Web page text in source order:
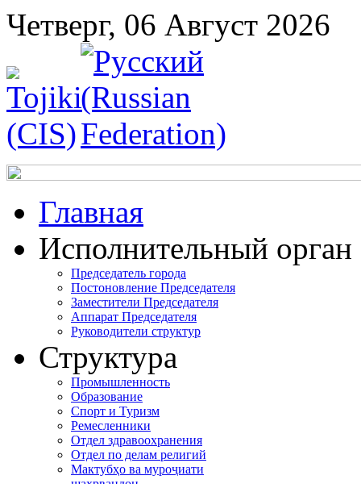
Четверг, 06 Август 2026
Главная
Исполнительный орган
Председатель города
Постоновление Председателя
Заместители Председателя
Аппарат Председателя
Руководители структур
Структура
Промышленность
Образование
Спорт и Туризм
Ремесленники
Отдел здравоохранения
Отдел по делам религий
Мактубҳо ва муроҷиати